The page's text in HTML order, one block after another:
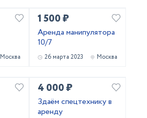
Москва
1 500 ₽
Аренда манипулятора
10/7
26 марта 2023 Москва
4 000 ₽
Здаём спецтехнику в
аренду